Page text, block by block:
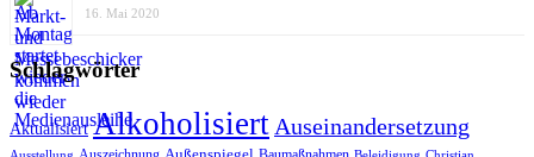
16. Mai 2020
Schlagwörter
Aktualisiert Alkoholisiert Auseinandersetzung